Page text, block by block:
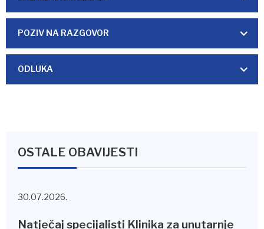
POZIV NA RAZGOVOR
ODLUKA
OSTALE OBAVIJESTI
30.07.2026.
Natječaj specijalisti Klinika za unutarnje